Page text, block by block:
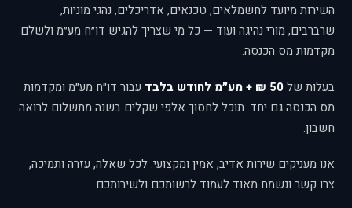
השירות מיועד לחשמלאים, טכנאים, אדריכלים, נהגי מוניות,
שרברבים, מורי נהיגה ועוד — כל מי שצריך להגיש דו״ח מע״מ ולשלם
מקדמות מס הכנסה.
בעלות של50 ₪ + מע״מ לחודש בלבד
עבור דו״ח מע״מ ומקדמות
מס הכנסה גם יחד. תוכל לחסוך אלפי שקלים בשנה מתשלום לרואה
חשבון.
אנו מעניקים שירות אדיב, אמין ומקצועי. לכל שאלה, עזרה ותמיכה,
צרו קשר ונשמח מאוד לעמוד לרשותכם ולשירותכם.